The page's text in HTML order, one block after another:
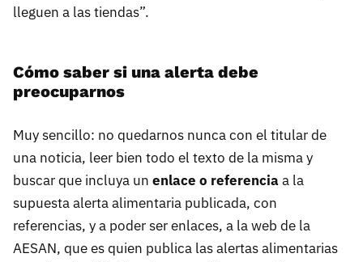
lleguen a las tiendas”.
Cómo saber si una alerta debe
preocuparnos
Muy sencillo: no quedarnos nunca con el titular de
una noticia, leer bien todo el texto de la misma y
buscar que incluya un enlace o referenciaa la
supuesta alerta alimentaria publicada, con
referencias, y a poder ser enlaces, a la web de la
AESAN, que es quien publica las alertas alimentarias